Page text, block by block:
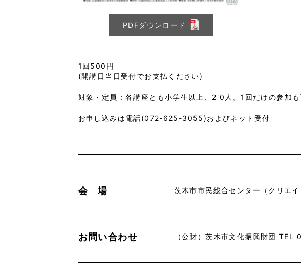
PDFダウンロード
1回500円
(開講日当日受付でお支払ください)
対象・定員：各講座とも小学生以上、2 0人。1回だけの参加も
お申し込みは電話(072-625-3055)およびネット受付
会 場 茨木市市民総合センター（クリエ
お問い合わせ （公財）茨木市文化振興財団